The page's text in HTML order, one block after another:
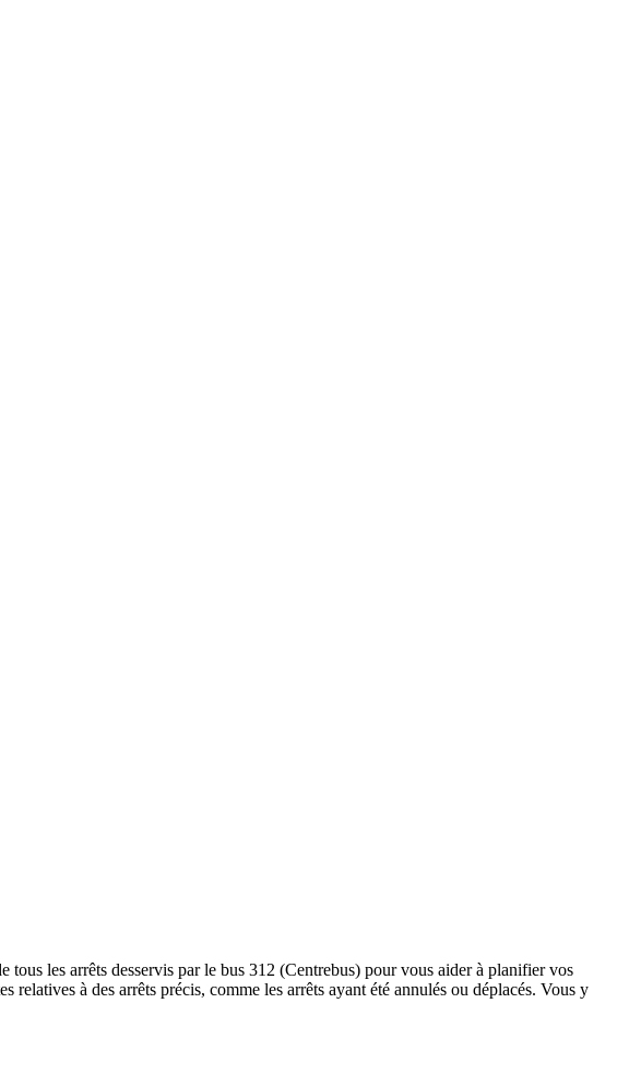
les arrêts desservis par le bus 312 (Centrebus) pour vous aider à planifier vos
à des arrêts précis, comme les arrêts ayant été annulés ou déplacés. Vous y